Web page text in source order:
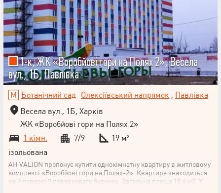
1-к, ЖК «Воробйові гори на Полях 2», Весела
вул., 1Б, Павлівка
Ботанічний сад Олексіївський напрямок , Павлівка
Весела вул., 1Б, Харків
ЖК «Воробйові гори на Полях 2»
1 кімн.
7/9
19 м²
ізольована
АН VALION пропонує купити однокімнатну квартиру в житловому
комплексі «Воробйові гори на Полях-2». Квартира знаходиться
на 7 поверсі 9 поверхового будинку. Загальна площа 18,6 м2. У